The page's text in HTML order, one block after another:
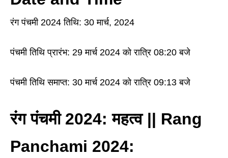
रंग पंचमी 2024 तिथि: 30 मार्च, 2024
पंचमी तिथि प्रारंभ: 29 मार्च 2024 को रात्रि 08:20 बजे
पंचमी तिथि समाप्त: 30 मार्च 2024 को रात्रि 09:13 बजे
रंग पंचमी 2024: महत्व || Rang
Panchami 2024: